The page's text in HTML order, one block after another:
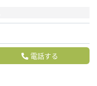
電話する